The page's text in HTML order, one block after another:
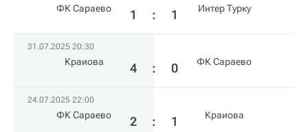
ФК Сараево 1 : 1 Интер Турку
31.07.2025 20:30
Краиова 4 : 0 ФК Сараево
24.07.2025 22:00
ФК Сараево 2 : 1 Краиова